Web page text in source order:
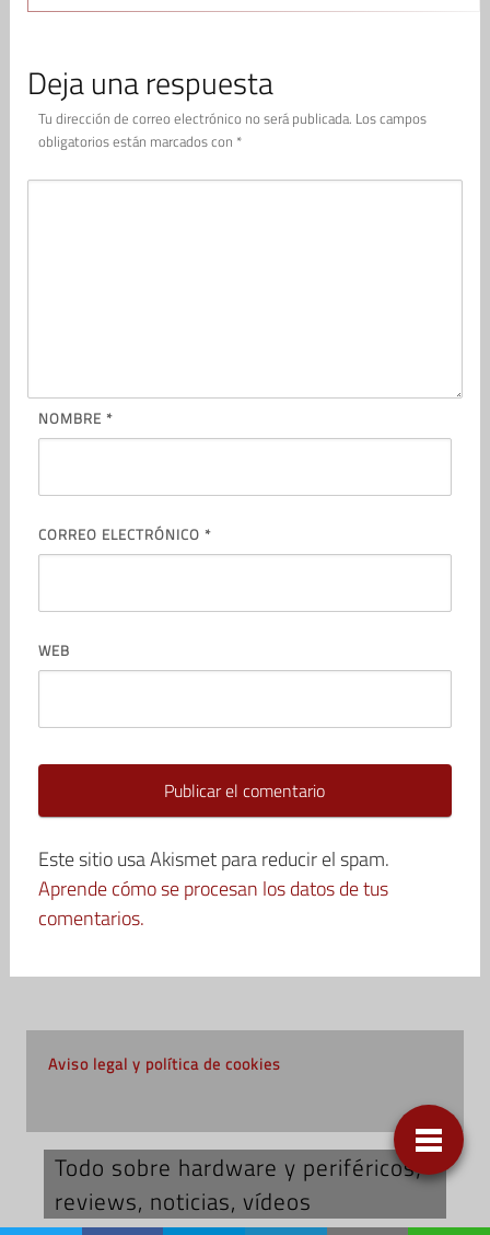
Deja una respuesta
Tu dirección de correo electrónico no será publicada. Los campos
obligatorios están marcados con *
NOMBRE *
CORREO ELECTRÓNICO *
WEB
Este sitio usa Akismet para reducir el spam.
Aprende cómo se procesan los datos de tus
comentarios.
Aviso legal y política de cookies
Todo sobre hardware y periféricos;
reviews, noticias, vídeos